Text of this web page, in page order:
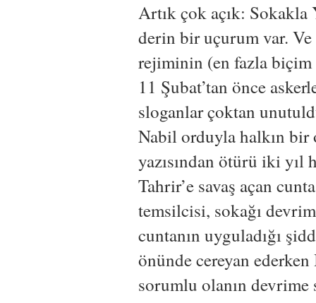
Artık çok açık: Sokakla
derin bir uçurum var.
rejiminin (en fazla
11 Şubat’tan önce
sloganlar çoktan
Nabil orduyla halkın bir
yazısından ötürü iki
Tahrir’e savaş açan
temsilcisi, sokağı
cuntanın uyguladığı
önünde cereyan
sorumlu olanın